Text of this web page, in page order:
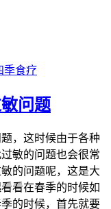
季食疗
问题
，这时候由于各种
敏的问题也会很常
的问题呢，这是大
看在春季的时候如
的时候，首先就要